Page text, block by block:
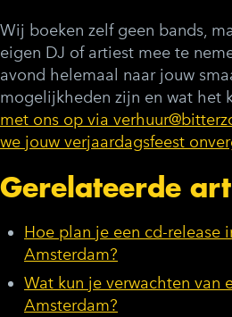
Wij boeken zelf geen bands,
eigen DJ of artiest mee te
avond helemaal naar jouw
mogelijkheden zijn en wat het
met ons op via
we jouw verjaardagsfeest
Gerelateerde
Hoe plan je een cd-release
Amsterdam?
Wat kun je verwachten van
Amsterdam?